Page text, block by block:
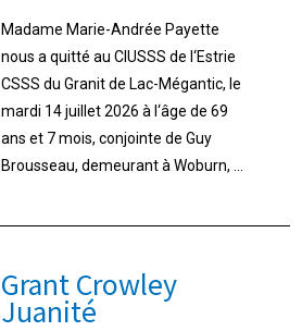
Madame Marie-Andrée Payette
nous a quitté au CIUSSS de l‘Estrie
CSSS du Granit de Lac-Mégantic, le
mardi 14 juillet 2026 à l‘âge de 69
ans et 7 mois, conjointe de Guy
Brousseau, demeurant à Woburn, ...
Grant Crowley
Juanité